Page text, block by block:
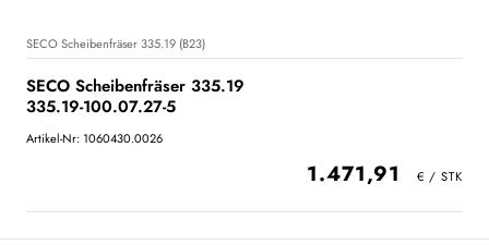
SECO Scheibenfräser 335.19 (B23)
SECO Scheibenfräser 335.19
335.19-100.07.27-5
Artikel-Nr: 1060430.0026
1.471,91